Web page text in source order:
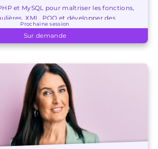
et MySQL pour maîtriser les fonctions,
XML, POO et développer des
avancées.
Prochaine session
Sur demande